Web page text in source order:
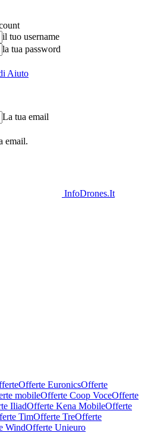
il tuo username
la tua password
Aiuto
La tua email
email.
InfoDrones.It
Offerte EuronicsOfferte
mobileOfferte Coop VoceOfferte
IliadOfferte Kena MobileOfferte
TimOfferte TreOfferte
WindOfferte Unieuro